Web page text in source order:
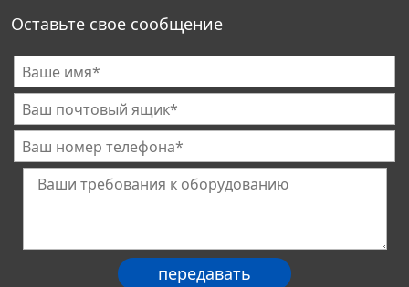
Оставьте свое сообщение